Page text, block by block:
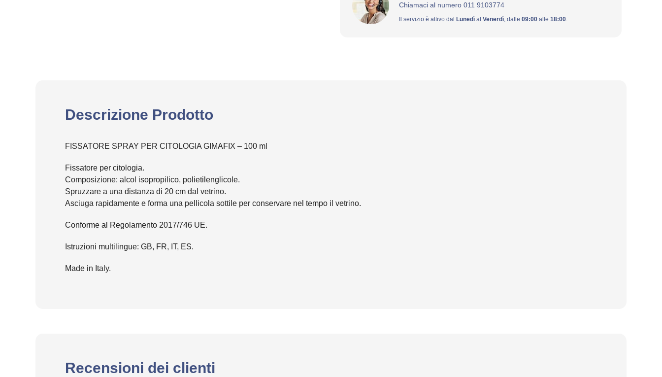
Chiamaci al numero 011 9103774
Il servizio è attivo dal Lunedìal Venerdì, dalle 09:00alle 18:00.
Descrizione Prodotto
FISSATORE SPRAY PER CITOLOGIA GIMAFIX – 100 ml
Fissatore per citologia.
Composizione: alcol isopropilico, polietilenglicole.
Spruzzare a una distanza di 20 cm dal vetrino.
Asciuga rapidamente e forma una pellicola sottile per conservare nel tempo il vetrino.
Conforme al Regolamento 2017/746 UE.
Istruzioni multilingue: GB, FR, IT, ES.
Made in Italy.
Recensioni dei clienti